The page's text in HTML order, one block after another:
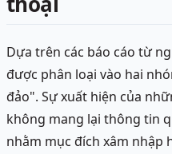
Dựa trên các báo cáo từ
được phân loại vào hai
đảo". Sự xuất hiện của
không mang lại thông tin
nhằm mục đích xâm